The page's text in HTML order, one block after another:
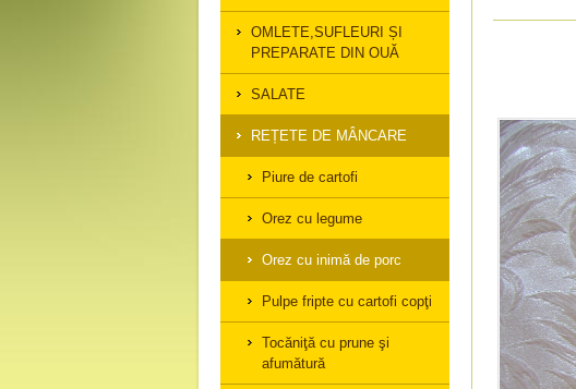
OMLETE,SUFLEURI ȘI
PREPARATE DIN OUĂ
SALATE
REȚETE DE MÂNCARE
Piure de cartofi
Orez cu legume
Orez cu inimă de porc
Pulpe fripte cu cartofi copţi
Tocăniţă cu prune şi
afumătură